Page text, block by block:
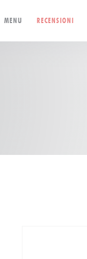
MENU RECENSIONI